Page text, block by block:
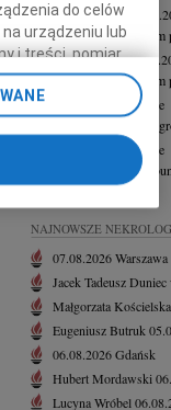
Marcin Kurek
Z głębokim
Tadeusz Zając
Z głębokim smutkiem
Katowice
Drogi Krystianie z
Katowice
Panu Sędziemu
NAJNOWSZE
07.08.2026Warszawa
Jacek Tadeusz Duniec
Małgorzata Kościelska
Eugeniusz Butruk
06.08.2026Gdańsk
Hubert Mordawski
Lucyna Wróbel
do celów
urządzeniu lub
i treści, pomiar
usług.